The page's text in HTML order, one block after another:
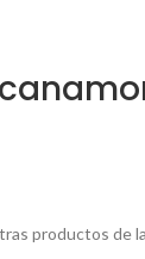
productos de